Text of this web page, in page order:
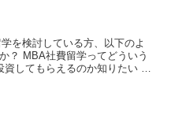
を検討している方、以下のよ
？ MBA社費留学ってどういう
してもらえるのか知りたい 会